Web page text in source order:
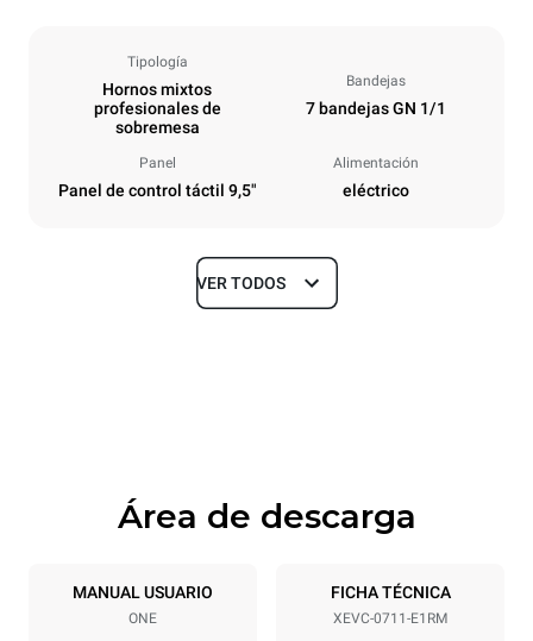
Tipología
Hornos mixtos
profesionales de
sobremesa
Bandejas
7 bandejas GN 1/1
Panel
Panel de control táctil 9,5"
Alimentación
eléctrico
Tamaños
Especificaciones de la bandeja
7 GN 1/1
Distancia entre bandejas
VER TODOS
Área de descarga
MANUAL USUARIO
ONE
FICHA TÉCNICA
XEVC-0711-E1RM